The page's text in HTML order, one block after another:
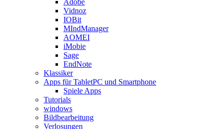
Adobe
Vidnoz
IOBit
MIndManager
AOMEI
iMobie
Sage
EndNote
Klassiker
Apps für TabletPC und Smartphone
Spiele Apps
Tutorials
windows
Bildbearbeitung
Verlosungen